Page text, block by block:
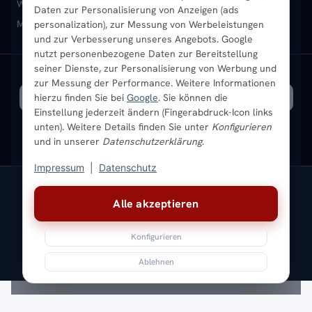
Alle akzeptieren
Konfigurieren
Ablehnen
Daten zur Personalisierung von Anzeigen (ads
personalization), zur Messung von Werbeleistungen
und zur Verbesserung unseres Angebots. Google
nutzt personenbezogene Daten zur Bereitstellung
seiner Dienste, zur Personalisierung von Werbung und
zur Messung der Performance. Weitere Informationen
hierzu finden Sie bei Google. Sie können die
Einstellung jederzeit ändern (Fingerabdruck-Icon links
unten). Weitere Details finden Sie unter Konfigurieren
und in unserer Datenschutzerklärung.
Impressum Datenschutz
Heizkörper-Zubehör
Montageservice vor Ort
Sendung verfolgen
Karriere
Ratgeber
Bestpreisgarantie
Newsletter
Aktuelle Angebote
Wandheizkörper Wohnraum-Heizkörper Badheizkörper Schwarz
Mischbetrieb-HeizkörperHeizkörper-ZubehörAktuelle Angebote
SICHERE ZAHLUNG VERSAND MIT
* Alle Preise inkl. gesetzlicher USt. |Kostenloser Versand
ImpressumDatenschutzAGBWiderrufsbelehrungVersandkosten
BatteriegesetzSitemap